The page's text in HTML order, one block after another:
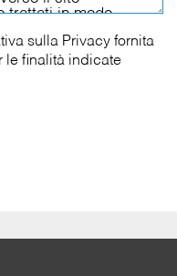
sulla Privacy fornita
le finalità indicate